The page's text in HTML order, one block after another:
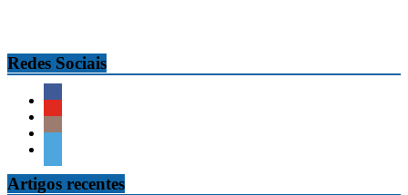
Redes Sociais
Artigos recentes